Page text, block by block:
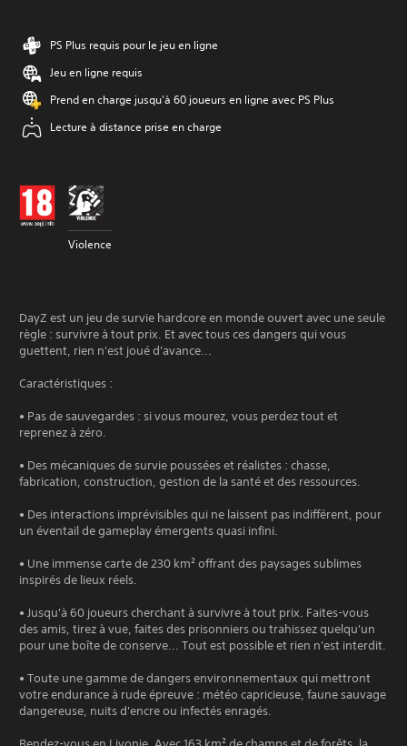
PS Plus requis pour le jeu en ligne
Jeu en ligne requis
Prend en charge jusqu'à 60 joueurs en ligne avec PS Plus
Lecture à distance prise en charge
Violence
DayZ est un jeu de survie hardcore en monde ouvert avec une seule
règle : survivre à tout prix. Et avec tous ces dangers qui vous
guettent, rien n'est joué d'avance...
Caractéristiques :
• Pas de sauvegardes : si vous mourez, vous perdez tout et
reprenez à zéro.
• Des mécaniques de survie poussées et réalistes : chasse,
fabrication, construction, gestion de la santé et des ressources.
• Des interactions imprévisibles qui ne laissent pas indifférent, pour
un éventail de gameplay émergents quasi infini.
• Une immense carte de 230 km² offrant des paysages sublimes
inspirés de lieux réels.
• Jusqu'à 60 joueurs cherchant à survivre à tout prix. Faites-vous
des amis, tirez à vue, faites des prisonniers ou trahissez quelqu'un
pour une boîte de conserve... Tout est possible et rien n'est interdit.
• Toute une gamme de dangers environnementaux qui mettront
votre endurance à rude épreuve : météo capricieuse, faune sauvage
dangereuse, nuits d'encre ou infectés enragés.